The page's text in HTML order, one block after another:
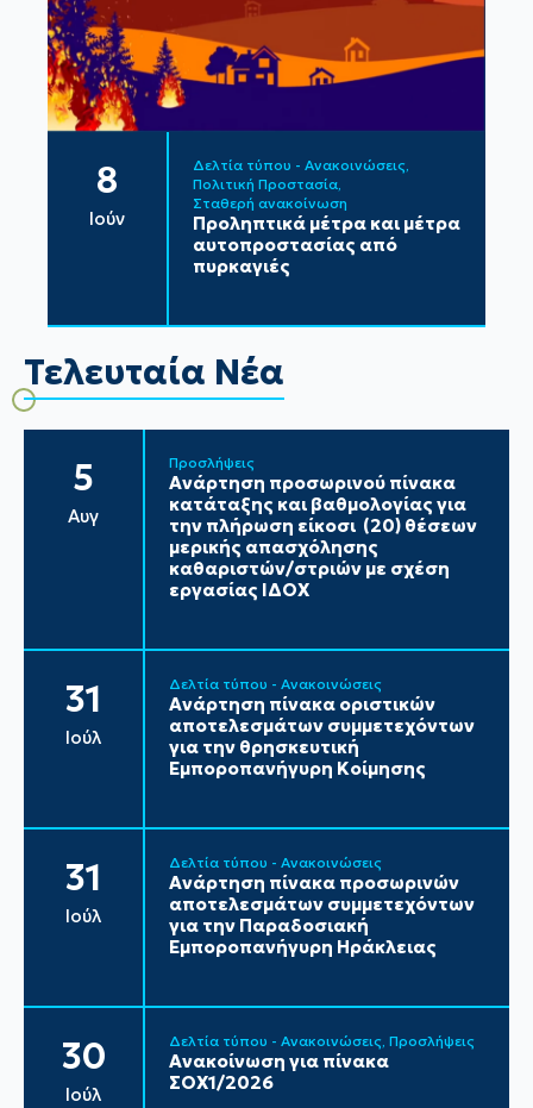
8
Ιούν
Δελτία τύπου - Ανακοινώσεις
Πολιτική Προστασία
Σταθερή ανακοίνωση
Προληπτικά μέτρα και μέτρα
αυτοπροστασίας από
πυρκαγιές
Τελευταία Νέα
5
Αυγ
Προσλήψεις
Ανάρτηση προσωρινού πίνακα
κατάταξης και βαθμολογίας για
την πλήρωση είκοσι (20) θέσεων
μερικής απασχόλησης
καθαριστών/στριών με σχέση
εργασίας ΙΔΟΧ
31
Ιούλ
Δελτία τύπου - Ανακοινώσεις
Ανάρτηση πίνακα οριστικών
αποτελεσμάτων συμμετεχόντων
για την θρησκευτική
Εμποροπανήγυρη Κοίμησης
31
Ιούλ
Δελτία τύπου - Ανακοινώσεις
Ανάρτηση πίνακα προσωρινών
αποτελεσμάτων συμμετεχόντων
για την Παραδοσιακή
Εμποροπανήγυρη Ηράκλειας
30
Ιούλ
Δελτία τύπου - Ανακοινώσεις Προσλήψεις
Ανακοίνωση για πίνακα
ΣΟΧ1/2026